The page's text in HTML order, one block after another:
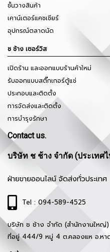
ชั้นวางสินค้า
เคาน์เตอร์แคชเชียร์
อุปกรณ์ตลาดนัด
ช ช้าง เซอร์วิส
เปิดร้าน และออกแบบร้านค้าใหม่
รับออกแบบสติ๊กเกอร์ตู้แช่
ประกอบและติดตั้ง
การจัดส่งและติดตั้ง
การบำรุงรักษา
Contact us.
บริษัท ช ช้าง จำกัด (ประเทศ
ฝ่ายขายออนไลน์ จัดส่งทั่วประเทศ
Tel : 094-589-4525
บริษัท ช ช้าง จำกัด (สำนักงานใหญ่)
ที่อยู่ 444/9 หมู่ 4 ต.คลองแห อ.หา